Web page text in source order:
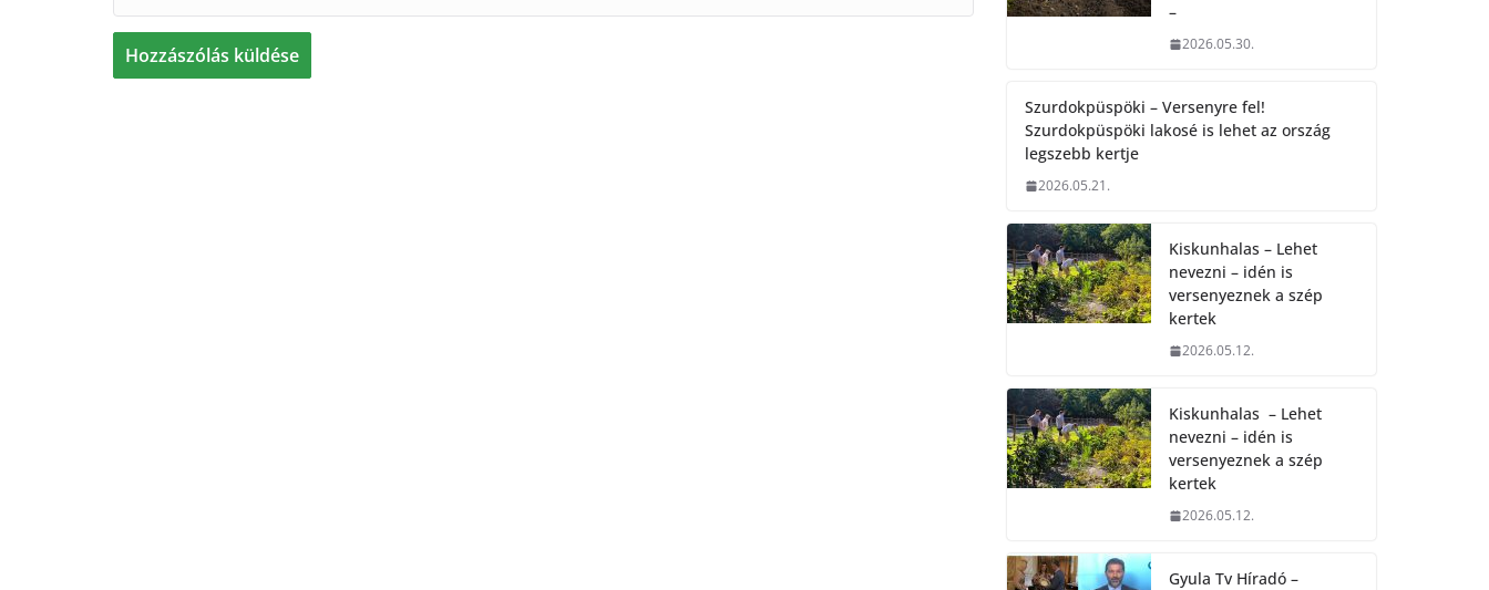
–
2026.05.30.
Szurdokpüspöki – Versenyre fel!
Szurdokpüspöki lakosé is lehet az ország
legszebb kertje
2026.05.21.
Kiskunhalas – Lehet
nevezni – idén is
versenyeznek a szép
kertek
2026.05.12.
Kiskunhalas – Lehet
nevezni – idén is
versenyeznek a szép
kertek
2026.05.12.
Gyula Tv Híradó –